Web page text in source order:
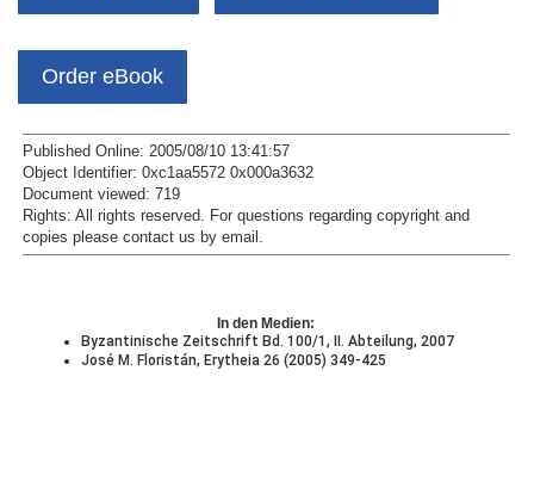
Order eBook
Published Online: 2005/08/10 13:41:57
Object Identifier: 0xc1aa5572 0x000a3632
Document viewed: 719
Rights: All rights reserved.
For questions regarding copyright and
copies please contact us by email
In den Medien:
Byzantinische Zeitschrift Bd. 100/1, II. Abteilung, 2007
José M. Floristán, Erytheia 26 (2005) 349-425